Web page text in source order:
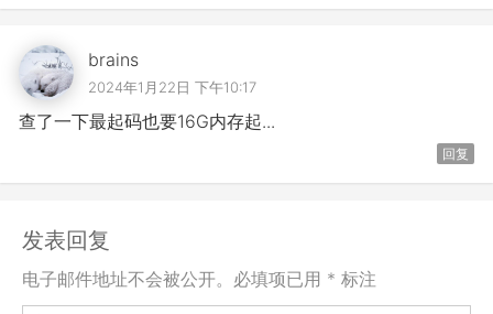
brains
2024年1月22日 下午10:17
查了一下最起码也要16G内存起...
回复
发表回复
电子邮件地址不会被公开。必填项已用 * 标注